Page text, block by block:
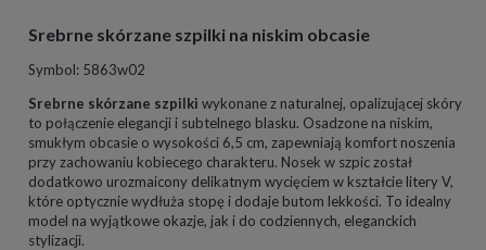
Srebrne skórzane szpilki na niskim obcasie
Symbol: 5863w02
Srebrne skórzane szpilki wykonane z naturalnej, opalizującej skóry
to połączenie elegancji i subtelnego blasku. Osadzone na niskim,
smukłym obcasie o wysokości 6,5 cm, zapewniają komfort noszenia
przy zachowaniu kobiecego charakteru. Nosek w szpic został
dodatkowo urozmaicony delikatnym wycięciem w kształcie litery V,
które optycznie wydłuża stopę i dodaje butom lekkości. To idealny
model na wyjątkowe okazje, jak i do codziennych, eleganckich
stylizacji.